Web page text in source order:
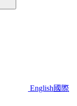
English國際